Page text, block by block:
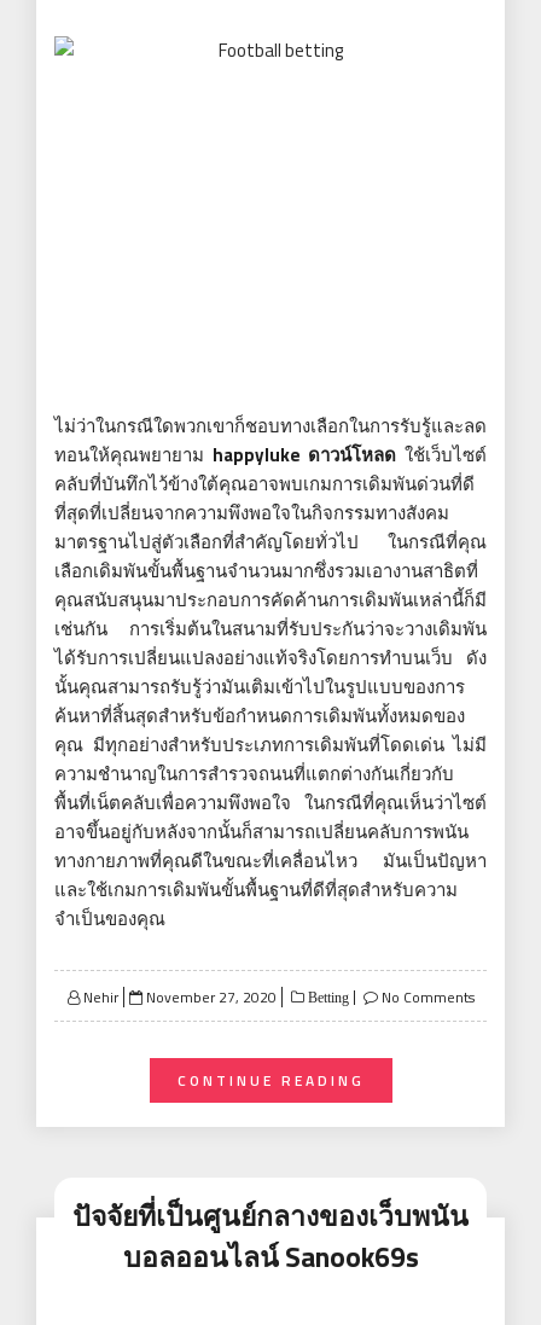
ไม่ว่าในกรณีใดพวกเขาก็ชอบทางเลือกในการรับรู้และลด
ทอนให้คุณพยายาม happyluke ดาวน์โหลด ใช้เว็บไซต์
คลับที่บันทึกไว้ข้างใต้คุณอาจพบเกมการเดิมพันด่วนที่ดี
ที่สุดที่เปลี่ยนจากความพึงพอใจในกิจกรรมทางสังคม
มาตรฐานไปสู่ตัวเลือกที่สำคัญโดยทั่วไป ในกรณีที่คุณ
เลือกเดิมพันขั้นพื้นฐานจำนวนมากซึ่งรวมเอางานสาธิตที่
คุณสนับสนุนมาประกอบการคัดค้านการเดิมพันเหล่านี้ก็มี
เช่นกัน การเริ่มต้นในสนามที่รับประกันว่าจะวางเดิมพัน
ได้รับการเปลี่ยนแปลงอย่างแท้จริงโดยการทำบนเว็บ ดัง
นั้นคุณสามารถรับรู้ว่ามันเติมเข้าไปในรูปแบบของการ
ค้นหาที่สิ้นสุดสำหรับข้อกำหนดการเดิมพันทั้งหมดของ
คุณ มีทุกอย่างสำหรับประเภทการเดิมพันที่โดดเด่น ไม่มี
ความชำนาญในการสำรวจถนนที่แตกต่างกันเกี่ยวกับ
พื้นที่เน็ตคลับเพื่อความพึงพอใจ ในกรณีที่คุณเห็นว่าไซต์
อาจขึ้นอยู่กับหลังจากนั้นก็สามารถเปลี่ยนคลับการพนัน
ทางกายภาพที่คุณดีในขณะที่เคลื่อนไหว มันเป็นปัญหา
และใช้เกมการเดิมพันขั้นพื้นฐานที่ดีที่สุดสำหรับความ
จำเป็นของคุณ
Nehir
Posted
on
November 27, 2020 Betting No Comments
CONTINUE READING
ปัจจัยที่เป็นศูนย์กลางของเว็บพนัน
บอลออนไลน์ Sanook69s